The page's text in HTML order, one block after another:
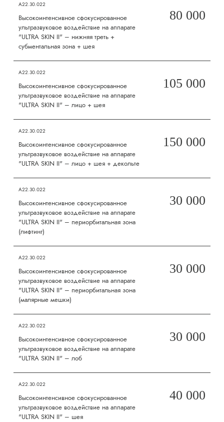
А22.30.022
Высокоинтенсивное сфокусированное
ультразвуковое воздействие на аппарате
"ULTRA SKIN II" – нижняя треть +
субментальная зона + шея
80 000
А22.30.022
Высокоинтенсивное сфокусированное
ультразвуковое воздействие на аппарате
"ULTRA SKIN II" – лицо + шея
105 000
А22.30.022
Высокоинтенсивное сфокусированное
ультразвуковое воздействие на аппарате
"ULTRA SKIN II" – лицо + шея + декольте
150 000
А22.30.022
Высокоинтенсивное сфокусированное
ультразвуковое воздействие на аппарате
"ULTRA SKIN II" – периорбитальная зона
(лифтинг)
30 000
А22.30.022
Высокоинтенсивное сфокусированное
ультразвуковое воздействие на аппарате
"ULTRA SKIN II" – периорбитальная зона
(малярные мешки)
30 000
А22.30.022
Высокоинтенсивное сфокусированное
ультразвуковое воздействие на аппарате
"ULTRA SKIN II" – лоб
30 000
А22.30.022
Высокоинтенсивное сфокусированное
ультразвуковое воздействие на аппарате
"ULTRA SKIN II" – шея
40 000